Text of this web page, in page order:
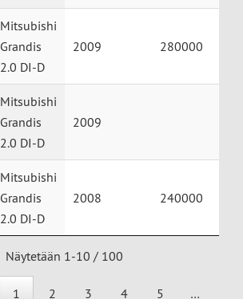
Mitsubishi
Grandis
2.0 DI-D
2009 280000
Mitsubishi
Grandis
2.0 DI-D
2009
Mitsubishi
Grandis
2.0 DI-D
2008 240000
Näytetään 1-10 / 100
1 2 3 4 5 …